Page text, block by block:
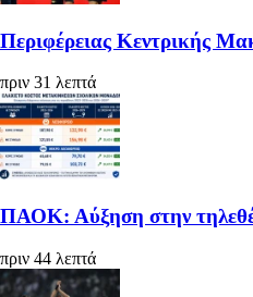
Περιφέρειας Κεντρικής
πριν 31 λεπτά
ΠΑΟΚ: Αύξηση στην
πριν 44 λεπτά